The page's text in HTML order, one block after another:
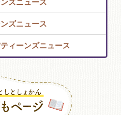
ズニュース
ズニュース
ィーンズニュース